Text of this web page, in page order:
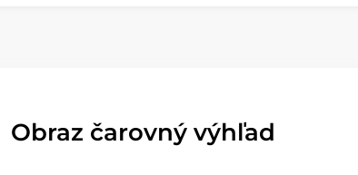
Obraz čarovný výhľad